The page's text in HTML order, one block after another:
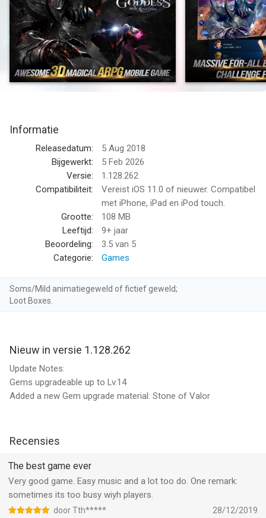
Transform yourself into a legendary hero, summon ultimate
dragons and monsters, kill the dominating Tyrant for revenge
and battle your way against millions of online players
worldwide!
Order or chaos? Only the strong can survive in this clash age!
Do you have what it takes to win the battle and conquer the
= GAME FEATURES =
- Stunning visuals with excellent 3D graphics and special
animation effects
- Choose from wide range of heroes: Summoner, Warrior or
- Collect rare blades and rings to upgrade and evolve your
- Equip your heroes with unique Mounts, Swords, Gears,
Weapons and Furious Wings
amazing experience
- Manually choose targets or directions when unleashing skills.
You call the shots!
- Fight alongside exclusive Goddesses of mass destruction.
You will never be alone!
- Vanquish the force of evils in discord and occupy their
generous legacy
- Various PvP modes in Arena:1v1, 2v2, 3v3, Team battle and
Plus, even more exciting contents and new gameplays await
your discovery! Try the hottest next-gen game of 2017 now!
You will be the King of Legend!
Informatie
Releasedatum:
5 Aug 2018
Bijgewerkt:
5 Feb 2026
Versie:
1.128.262
Compatibiliteit:
Vereist iOS 11.0 of nieuwer. Compatibel
met iPhone, iPad en iPod touch.
Grootte:
108 MB
Leeftijd:
9+ jaar
Beoordeling:
3.5 van 5
Categorie:
Games
Soms/Mild animatiegeweld of fictief geweld;
Loot Boxes.
Nieuw in versie 1.128.262
Update Notes:
Gems upgradeable up to Lv.14
Added a new Gem upgrade material: Stone of Valor
Recensies
The best game ever
Very good game. Easy music and a lot too do. One remark:
sometimes its too busy wiyh players.
door Tth***** 28/12/2019